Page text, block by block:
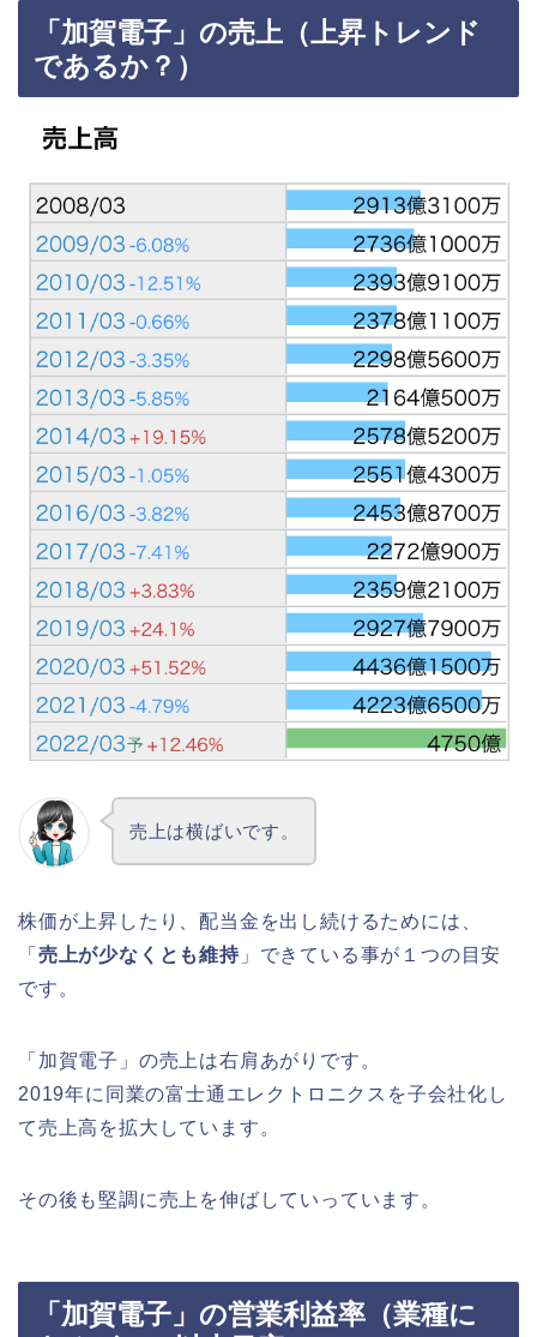
「加賀電子」の売上（上昇トレンド
であるか？）
売上は横ばいです。
株価が上昇したり、配当金を出し続けるためには、
「 売上が少なくとも維持」できている事が１つの目安
です。
「加賀電子」の売上は右肩あがりです。
2019年に同業の富士通エレクトロニクスを子会社化し
て売上高を拡大しています。
その後も堅調に売上を伸ばしていっています。
「加賀電子」の営業利益率（業種に